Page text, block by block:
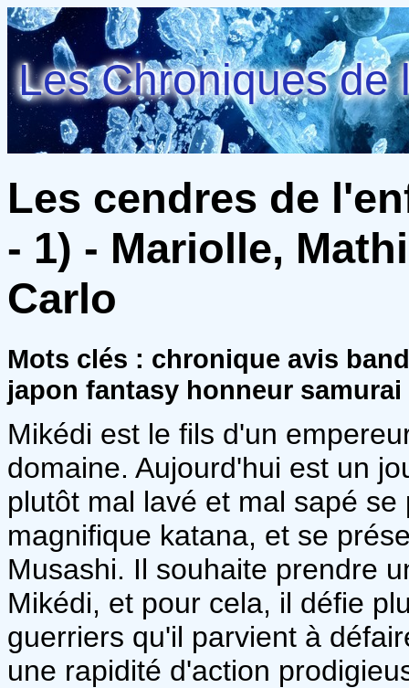
Les Chroniques de
Les cendres de
- 1) - Mariolle,
Carlo
Mots clés : chronique avis
japon fantasy honneur samurai
Mikédi est le fils d'un
domaine. Aujourd'hui est un
plutôt mal lavé et mal sapé
magnifique katana, et se
Musashi. Il souhaite prendre
Mikédi, et pour cela, il défie
guerriers qu'il parvient à
une rapidité d'action